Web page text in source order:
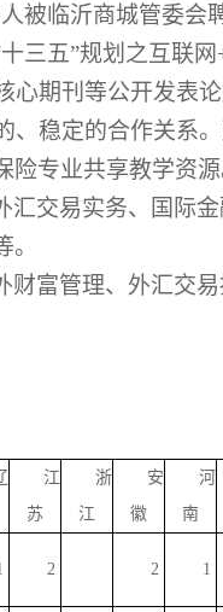
人被临沂商城管委会
十三五”规划之互联网
心期刊等公开发表
、稳定的合作关系
专业共享教学资源
交易实务、国际
富管理、外汇交
江
苏
浙
江
安
徽
河
南
2 2 1